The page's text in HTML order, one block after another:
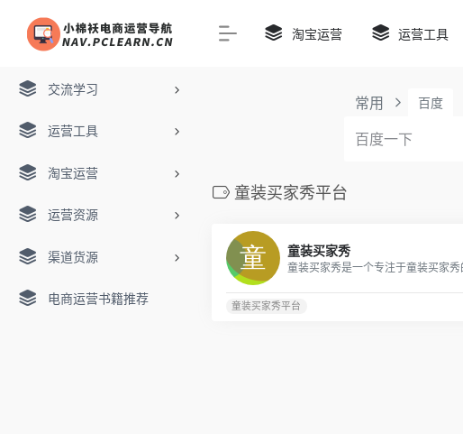
交流学习
运营工具
淘宝运营
运营资源
渠道货源
电商运营书籍推荐
淘宝运营 运营工具
常用 百度
童装买家秀平台
童装买家秀
童装买家秀平台